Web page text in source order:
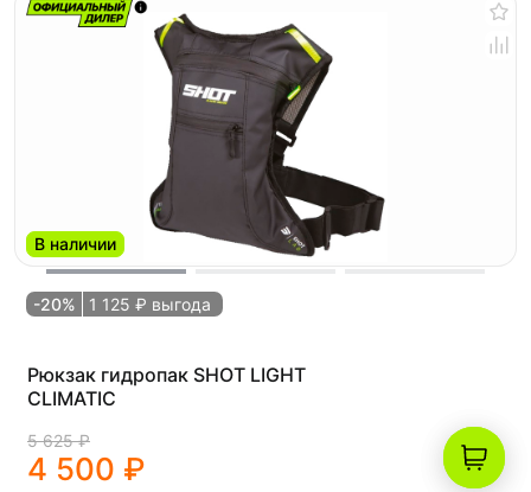
В наличии
-20% 1 125 ₽ выгода
Рюкзак гидропак SHOT LIGHT
CLIMATIC
5 625 ₽
4 500 ₽